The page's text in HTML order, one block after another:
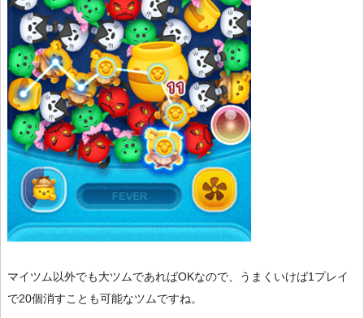
マイツム以外でも大ツムであればOKなので、うまくいけば1プレイ
で20個消すことも可能なツムですね。